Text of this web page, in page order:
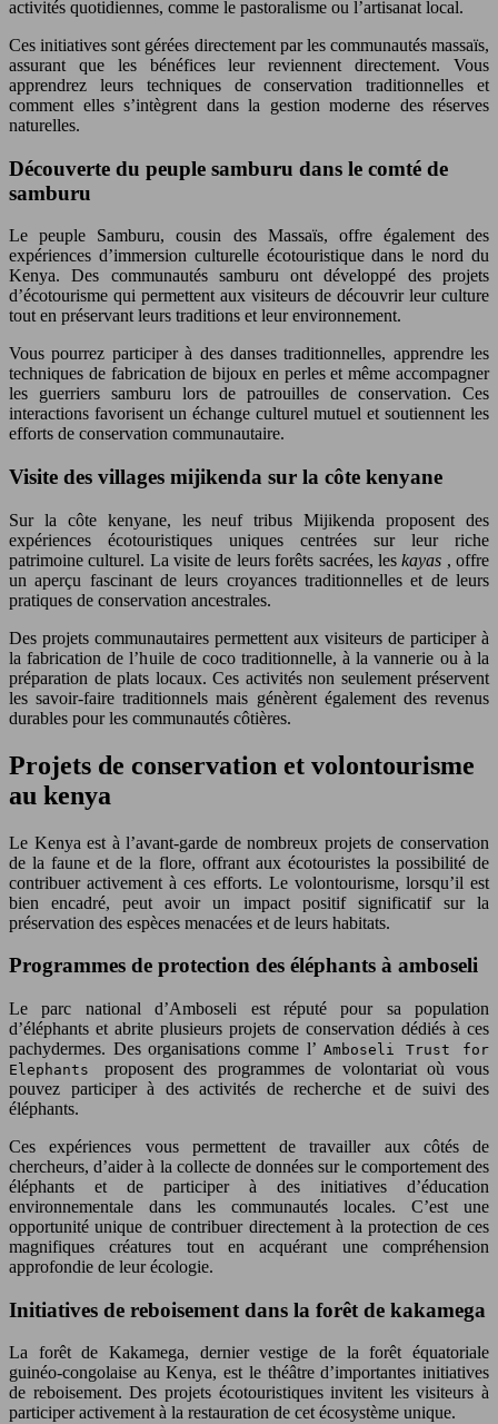
activités quotidiennes, comme le pastoralisme ou l’artisanat local.
Ces initiatives sont gérées directement par les communautés massaïs,
assurant que les bénéfices leur reviennent directement. Vous
apprendrez leurs techniques de conservation traditionnelles et
comment elles s’intègrent dans la gestion moderne des réserves
naturelles.
Découverte du peuple samburu dans le comté de
samburu
Le peuple Samburu, cousin des Massaïs, offre également des
expériences d’immersion culturelle écotouristique dans le nord du
Kenya. Des communautés samburu ont développé des projets
d’écotourisme qui permettent aux visiteurs de découvrir leur culture
tout en préservant leurs traditions et leur environnement.
Vous pourrez participer à des danses traditionnelles, apprendre les
techniques de fabrication de bijoux en perles et même accompagner
les guerriers samburu lors de patrouilles de conservation. Ces
interactions favorisent un échange culturel mutuel et soutiennent les
efforts de conservation communautaire.
Visite des villages mijikenda sur la côte kenyane
Sur la côte kenyane, les neuf tribus Mijikenda proposent des
expériences écotouristiques uniques centrées sur leur riche
patrimoine culturel. La visite de leurs forêts sacrées, leskayas , offre
un aperçu fascinant de leurs croyances traditionnelles et de leurs
pratiques de conservation ancestrales.
Des projets communautaires permettent aux visiteurs de participer à
la fabrication de l’huile de coco traditionnelle, à la vannerie ou à la
préparation de plats locaux. Ces activités non seulement préservent
les savoir-faire traditionnels mais génèrent également des revenus
durables pour les communautés côtières.
Projets de conservation et volontourisme
au kenya
Le Kenya est à l’avant-garde de nombreux projets de conservation
de la faune et de la flore, offrant aux écotouristes la possibilité de
contribuer activement à ces efforts. Le volontourisme, lorsqu’il est
bien encadré, peut avoir un impact positif significatif sur la
préservation des espèces menacées et de leurs habitats.
Programmes de protection des éléphants à amboseli
Le parc national d’Amboseli est réputé pour sa population
d’éléphants et abrite plusieurs projets de conservation dédiés à ces
pachydermes. Des organisations comme l’ Amboseli Trust for
Elephants proposent des programmes de volontariat où vous
pouvez participer à des activités de recherche et de suivi des
éléphants.
Ces expériences vous permettent de travailler aux côtés de
chercheurs, d’aider à la collecte de données sur le comportement des
éléphants et de participer à des initiatives d’éducation
environnementale dans les communautés locales. C’est une
opportunité unique de contribuer directement à la protection de ces
magnifiques créatures tout en acquérant une compréhension
approfondie de leur écologie.
Initiatives de reboisement dans la forêt de kakamega
La forêt de Kakamega, dernier vestige de la forêt équatoriale
guinéo-congolaise au Kenya, est le théâtre d’importantes initiatives
de reboisement. Des projets écotouristiques invitent les visiteurs à
participer activement à la restauration de cet écosystème unique.